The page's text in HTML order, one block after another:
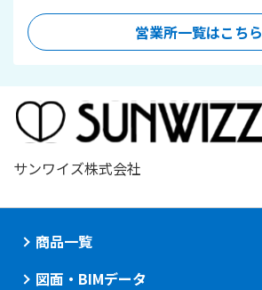
営業所一覧はこちら
サンワイズ株式会社
商品一覧
図面・BIMデータ